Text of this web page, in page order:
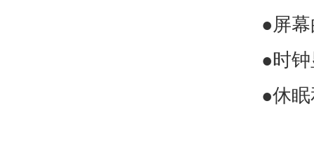
●屏
●时
●休